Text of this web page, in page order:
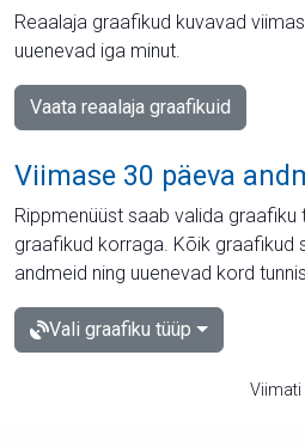
Reaalaja graafikud kuvavad
uuenevad iga minut.
Vaata reaalaja graafikuid
Viimase 30 päeva
Rippmenüüst saab valida
graafikud korraga. Kõik graafikud
andmeid ning uuenevad kord
Vali graafiku tüüp
Viimati